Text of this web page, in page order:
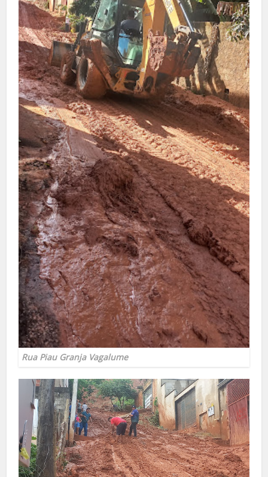
Rua Piau Granja Vagalume